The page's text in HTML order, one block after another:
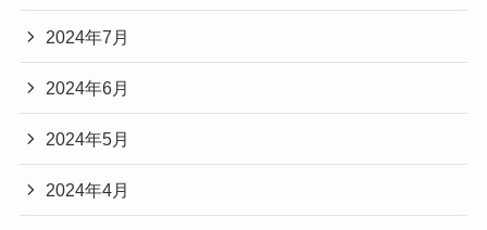
2024年7月
2024年6月
2024年5月
2024年4月